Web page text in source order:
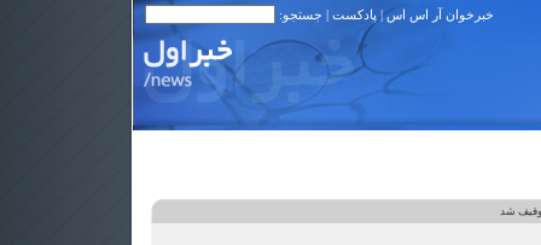
خبرخوان آر اس اس| پادکست | جستجو:
شد